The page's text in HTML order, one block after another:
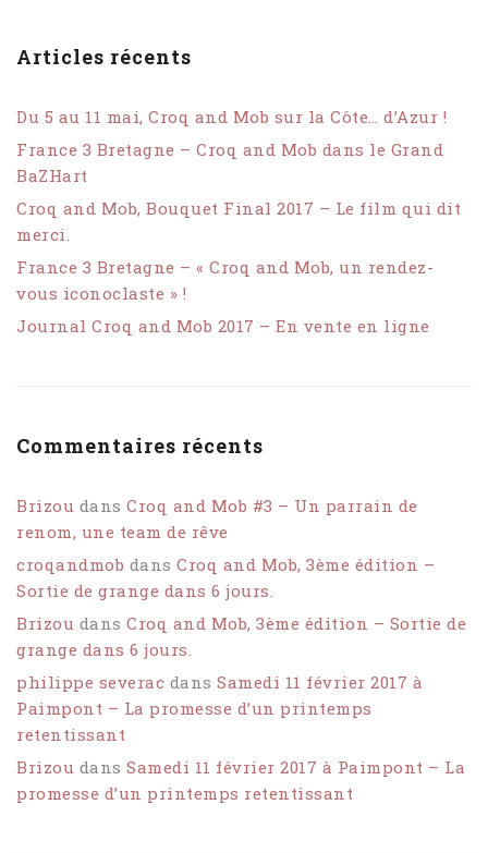
Articles récents
Du 5 au 11 mai, Croq and Mob sur la Côte… d’Azur !
France 3 Bretagne – Croq and Mob dans le Grand
BaZHart
Croq and Mob, Bouquet Final 2017 – Le film qui dit
merci.
France 3 Bretagne – « Croq and Mob, un rendez-
vous iconoclaste » !
Journal Croq and Mob 2017 – En vente en ligne
Commentaires récents
Brizou dans Croq and Mob #3 – Un parrain de
renom, une team de rêve
croqandmob dans Croq and Mob, 3ème édition –
Sortie de grange dans 6 jours.
Brizou dans Croq and Mob, 3ème édition – Sortie de
grange dans 6 jours.
philippe severac dans Samedi 11 février 2017 à
Paimpont – La promesse d’un printemps
retentissant
Brizou dans Samedi 11 février 2017 à Paimpont – La
promesse d’un printemps retentissant